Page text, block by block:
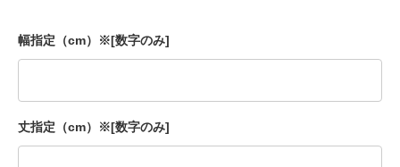
幅指定（cm）※[数字のみ]
丈指定（cm）※[数字のみ]